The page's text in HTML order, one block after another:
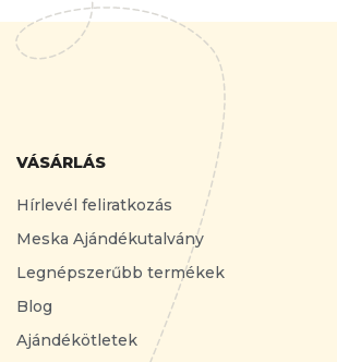
VÁSÁRLÁS
Hírlevél feliratkozás
Meska Ajándékutalvány
Legnépszerűbb termékek
Blog
Ajándékötletek